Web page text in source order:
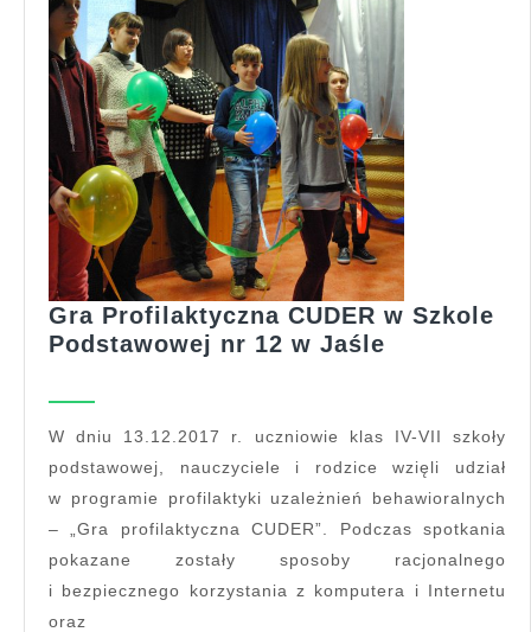
Gra Profilaktyczna CUDER w Szkole
Podstawowej nr 12 w Jaśle
w
Szkole
12
w
Jaśle
W dniu 13.12.2017 r. uczniowie klas IV-VII szkoły
podstawowej, nauczyciele i rodzice wzięli udział
w programie profilaktyki uzależnień behawioralnych
– „Gra profilaktyczna CUDER”. Podczas spotkania
pokazane zostały sposoby racjonalnego
i bezpiecznego korzystania z komputera i Internetu
oraz